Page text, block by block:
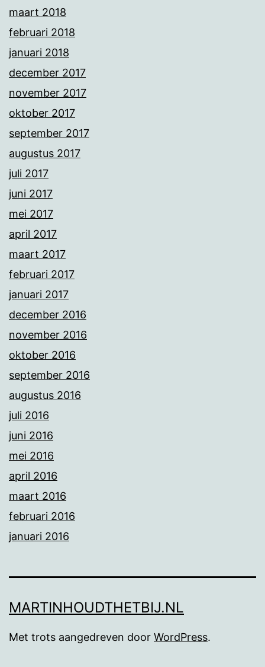
maart 2018
februari 2018
januari 2018
december 2017
november 2017
oktober 2017
september 2017
augustus 2017
juli 2017
juni 2017
mei 2017
april 2017
maart 2017
februari 2017
januari 2017
december 2016
november 2016
oktober 2016
september 2016
augustus 2016
juli 2016
juni 2016
mei 2016
april 2016
maart 2016
februari 2016
januari 2016
MARTINHOUDTHETBIJ.NL
Met trots aangedreven door WordPress.